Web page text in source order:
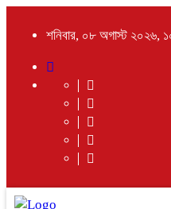
শনিবার, ০৮ অগাস্ট ২০২৬,